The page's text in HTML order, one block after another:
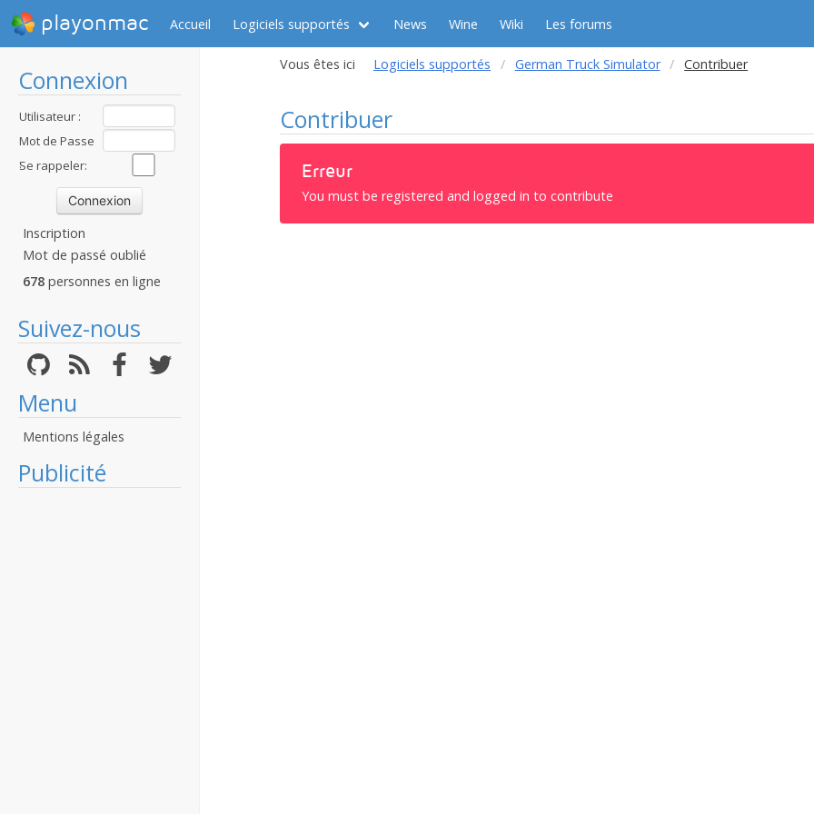
playonmac Accueil Logiciels supportés News Wine Wiki Les forums
Connexion
Utilisateur :
Mot de Passe
:Se rappeler:
Inscription
Mot de passé oublié
678 personnes en ligne
Suivez-nous
Menu
Mentions légales
Publicité
Vous êtes ici Logiciels supportés German Truck Simulator Contribuer
Contribuer
Erreur
You must be registered and logged in to contribute